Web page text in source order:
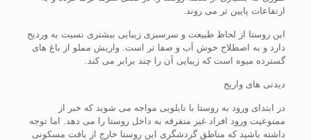
ارتفاعات پایین تر می روند.
این روستا از لحاظ طبیعت و سرسبزی زیبایی بیشتری نسبت به وردیج
دارد و به اصطلاح خوش آب و صفا تر است. واریش مملو از باغ های
گسترده میوه است که زیبایی آن را چند برابر می کند.
دیدنی های واریج
در ابتدای ورود به روستا با تابلویی مواجه می شوید که خبر از
ممنوعیت ورود افراد غیر متفرقه به داخل روستا را می دهد. اما توجه
داشته باشید که مناطق گردشگری این روستا خارج از بافت مسکونی